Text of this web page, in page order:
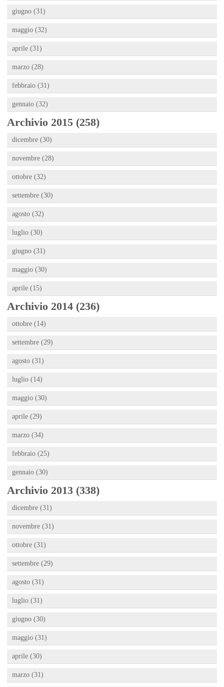
giugno (31)
maggio (32)
aprile (31)
marzo (28)
febbraio (31)
gennaio (32)
Archivio 2015 (258)
dicembre (30)
novembre (28)
ottobre (32)
settembre (30)
agosto (32)
luglio (30)
giugno (31)
maggio (30)
aprile (15)
Archivio 2014 (236)
ottobre (14)
settembre (29)
agosto (31)
luglio (14)
maggio (30)
aprile (29)
marzo (34)
febbraio (25)
gennaio (30)
Archivio 2013 (338)
dicembre (31)
novembre (31)
ottobre (31)
settembre (29)
agosto (31)
luglio (31)
giugno (30)
maggio (31)
aprile (30)
marzo (31)